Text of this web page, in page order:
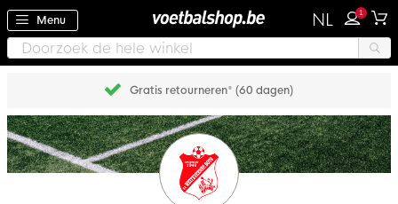
Menu NL 1
Gratis retourneren* (60 dagen)